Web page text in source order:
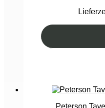
Peterson